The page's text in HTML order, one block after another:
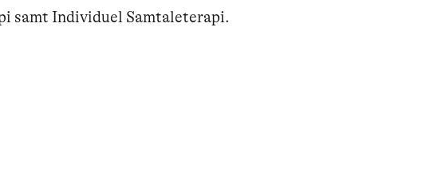
samt Individuel Samtaleterapi.